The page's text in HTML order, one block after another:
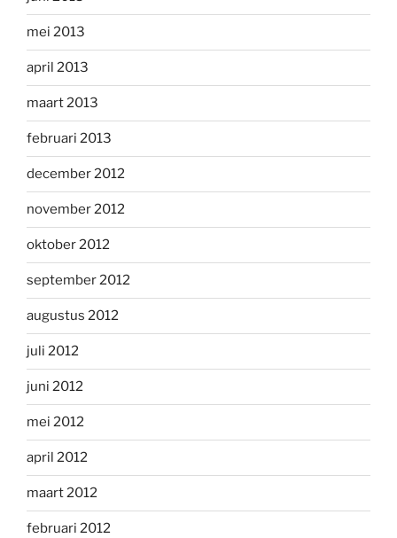
mei 2013
april 2013
maart 2013
februari 2013
december 2012
november 2012
oktober 2012
september 2012
augustus 2012
juli 2012
juni 2012
mei 2012
april 2012
maart 2012
februari 2012